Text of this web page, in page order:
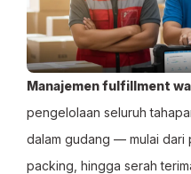
Manajemen fulfillment
pengelolaan seluruh
dalam gudang — mulai dari
packing, hingga serah